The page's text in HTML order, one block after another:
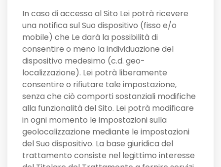
In caso di accesso al Sito Lei potrà ricevere
una notifica sul Suo dispositivo (fisso e/o
mobile) che Le darà la possibilità di
consentire o meno la individuazione del
dispositivo medesimo (c.d. geo-
localizzazione). Lei potrà liberamente
consentire o rifiutare tale impostazione,
senza che ciò comporti sostanziali modifiche
alla funzionalità del Sito. Lei potrà modificare
in ogni momento le impostazioni sulla
geolocalizzazione mediante le impostazioni
del Suo dispositivo. La base giuridica del
trattamento consiste nel legittimo interesse